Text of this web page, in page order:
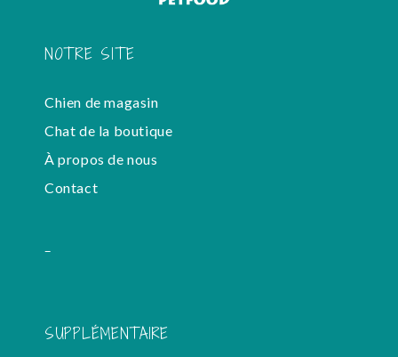
NOTRE SITE
Chien de magasin
Chat de la boutique
À propos de nous
Contact
-
SUPPLÉMENTAIRE